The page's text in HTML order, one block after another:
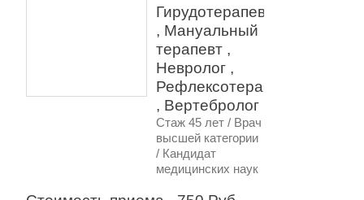
Гирудотерапевт
, Мануальный
терапевт ,
Невролог ,
Рефлексотерапевт
, Вертебролог
Стаж 45 лет / Врач
высшей категории
/ Кандидат
медицинских наук